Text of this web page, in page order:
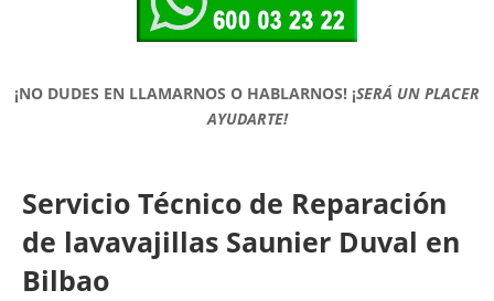
¡NO DUDES EN LLAMARNOS O HABLARNOS! ¡SERÁ UN PLACER
AYUDARTE!
Servicio Técnico de Reparación
de lavavajillas Saunier Duval en
Bilbao